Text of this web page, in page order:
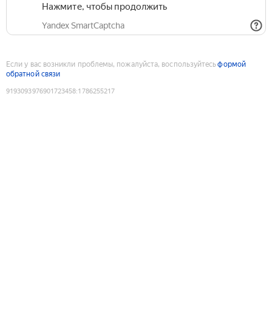
Нажмите, чтобы продолжить
Yandex SmartCaptcha
Если у вас возникли проблемы, пожалуйста, воспользуйтесьформой
обратной связи
9193093976901723458:1786255217